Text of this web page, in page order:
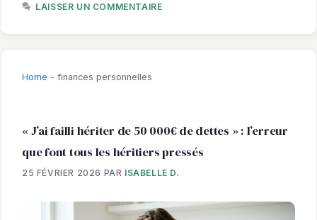
LAISSER UN COMMENTAIRE
Home - finances personnelles
« J’ai failli hériter de 50 000€ de dettes » : l’erreur
que font tous les héritiers pressés
25 FÉVRIER 2026 PAR ISABELLE D.